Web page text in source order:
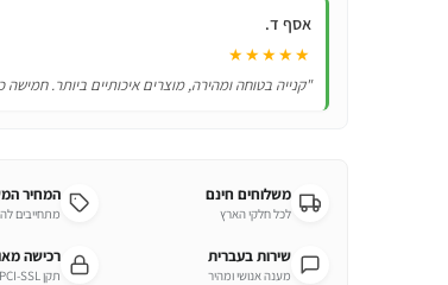
אסף ד.
★★★★★
"קנייה בטוחה ומהירה, מוצרים איכותיים ביותר. חמישה
משלוחים חינם
לכל חלקי הארץ
המחיר
מתחייבים
שירות בעברית
מענה אנושי ומהיר
רכישה
תקן PCI-SSL מחמיר